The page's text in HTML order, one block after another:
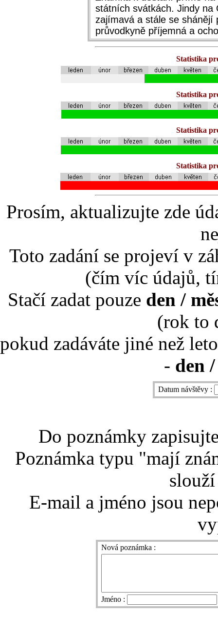
státních svátkách. Jindy na
zajímavá a stále se
průvodkyně příjemná a
Statistika
Statistika
Statistika
Statistika
Prosím, aktualizujte zde
Toto zadání se projeví v
(čím víc údajů,
Stačí zadat pouze den /
(rok to
pokud zadáváte jiné než
- den
Datum návštěvy :
Do poznámky
Poznámka typu "mají
E-mail a jméno jsou
Nová poznámka :
Jméno :